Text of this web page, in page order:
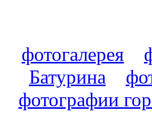
фотогалерея
Батурина
фотографии